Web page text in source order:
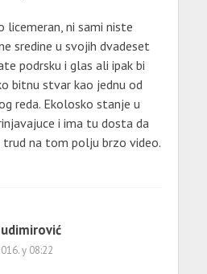
ni sami niste
sredine u svojih dvadeset
podrsku i glas ali ipak bi
bitnu stvar kao jednu od
reda. Ekolosko stanje u
i ima tu dosta da
trud na tom polju brzo video.
у 08:22